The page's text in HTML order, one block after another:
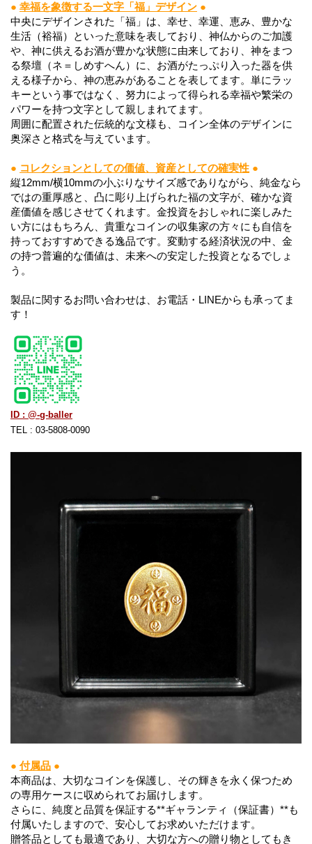
● 幸福を象徴する一文字「福」デザイン ●
中央にデザインされた「福」は、幸せ、幸運、恵み、豊かな
生活（裕福）といった意味を表しており、神仏からのご加護
や、神に供えるお酒が豊かな状態に由来しており、神をまつ
る祭壇（ネ＝しめすへん）に、お酒がたっぷり入った器を供
える様子から、神の恵みがあることを表してます。単にラッ
キーという事ではなく、努力によって得られる幸福や繁栄の
パワーを持つ文字として親しまれてます。
周囲に配置された伝統的な文様も、コイン全体のデザインに
奥深さと格式を与えています。
● コレクションとしての価値、資産としての確実性 ●
縦12mm/横10mmの小ぶりなサイズ感でありながら、純金なら
ではの重厚感と、凸に彫り上げられた福の文字が、確かな資
産価値を感じさせてくれます。金投資をおしゃれに楽しみた
い方にはもちろん、貴重なコインの収集家の方々にも自信を
持っておすすめできる逸品です。変動する経済状況の中、金
の持つ普遍的な価値は、未来への安定した投資となるでしょ
う。
製品に関するお問い合わせは、お電話・LINEからも承ってま
す！
ID : @-g-baller
TEL : 03-5808-0090
● 付属品 ●
本商品は、大切なコインを保護し、その輝きを永く保つため
の専用ケースに収められてお届けします。
さらに、純度と品質を保証する**ギャランティ（保証書）**も
付属いたしますので、安心してお求めいただけます。
贈答品としても最適であり、大切な方への贈り物としてもき